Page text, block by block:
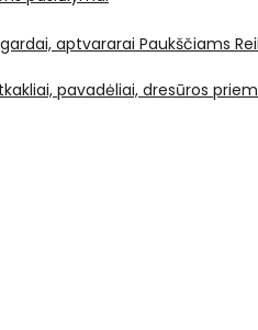
aptvararai Paukščiams
pavadėliai, dresūros